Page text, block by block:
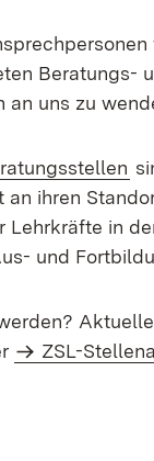
Beratungs-
an uns zu
ihren
in
und
ZSL-